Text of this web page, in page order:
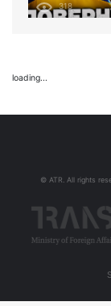
318
loading...
© ATR. All rights